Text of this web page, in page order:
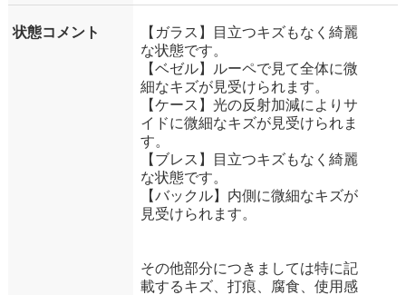
状態コメント
【ガラス】目立つキズもなく綺麗
な状態です。
【ベゼル】ルーペで見て全体に微
細なキズが見受けられます。
【ケース】光の反射加減によりサ
イドに微細なキズが見受けられま
す。
【ブレス】目立つキズもなく綺麗
な状態です。
【バックル】内側に微細なキズが
見受けられます。
その他部分につきましては特に記
載するキズ、打痕、腐食、使用感